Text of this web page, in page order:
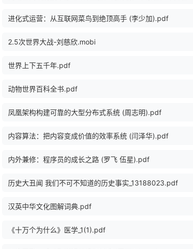
进化式运营：从互联网菜鸟到绝顶高手 (李少加).pdf
2.5次世界大战-刘慈欣.mobi
世界上下五千年.pdf
动物世界百科全书.pdf
凤凰架构构建可靠的大型分布式系统 (周志明).pdf
内容算法：把内容变成价值的效率系统 (闫泽华).pdf
内外兼修：程序员的成长之路 (罗飞 伍星).pdf
历史大丑闻 我们不可不知道的历史事实_13188023.pdf
汉英中华文化图解词典.pdf
《十万个为什么》医学_1(1).pdf